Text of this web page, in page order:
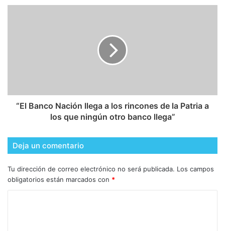
“El Banco Nación llega a los rincones de la Patria a
los que ningún otro banco llega”
Deja un comentario
Tu dirección de correo electrónico no será publicada. Los campos
obligatorios están marcados con *